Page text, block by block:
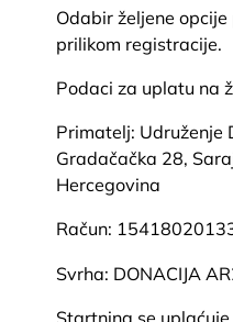
Odabir željene
prilikom registracije.
Podaci za uplatu na
Primatelj: Udruženje
Gradačačka 28,
Hercegovina
Račun:
Svrha: DONACIJA
Startnina se